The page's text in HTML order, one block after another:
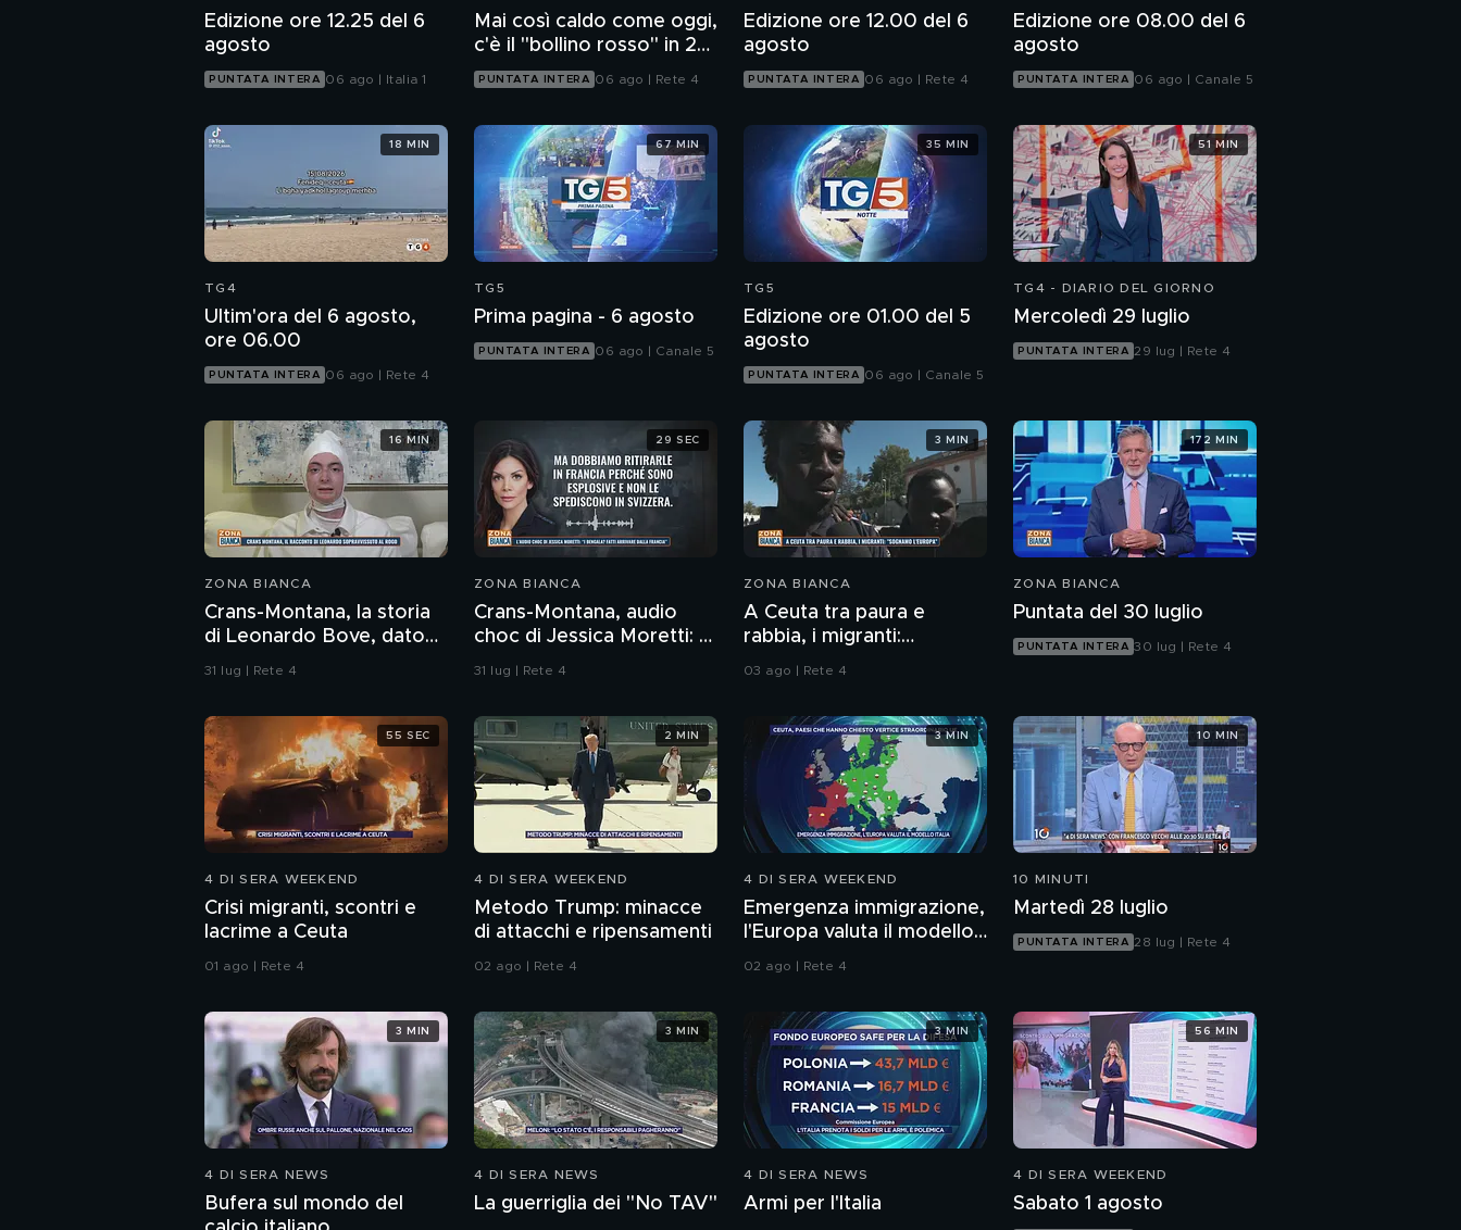
Edizione ore 12.25 del 6
agosto
PUNTATA INTERA 06 ago | Italia 1
Mai così caldo come oggi,
c'è il "bollino rosso" in 27
città
PUNTATA INTERA 06 ago | Rete 4
Edizione ore 12.00 del 6
agosto
PUNTATA INTERA 06 ago | Rete 4
Edizione ore 08.00 del 6
agosto
PUNTATA INTERA 06 ago | Canale 5
TG4
Ultim'ora del 6 agosto,
ore 06.00
PUNTATA INTERA 06 ago | Rete 4
18 MIN
TG5
Prima pagina - 6 agosto
PUNTATA INTERA 06 ago | Canale 5
67 MIN
TG5
Edizione ore 01.00 del 5
agosto
PUNTATA INTERA 06 ago | Canale 5
35 MIN
TG4 - DIARIO DEL GIORNO
Mercoledì 29 luglio
PUNTATA INTERA 29 lug | Rete 4
51 MIN
ZONA BIANCA
Crans-Montana, la storia
di Leonardo Bove, dato
per disperso nel rogo
31 lug | Rete 4
16 MIN
ZONA BIANCA
Crans-Montana, audio
choc di Jessica Moretti: "I
bengala? Fatti arrivare
31 lug | Rete 4
29 SEC
ZONA BIANCA
A Ceuta tra paura e
rabbia, i migranti:
"Sognamo l'Europa"
03 ago | Rete 4
3 MIN
ZONA BIANCA
Puntata del 30 luglio
PUNTATA INTERA 30 lug | Rete 4
172 MIN
4 DI SERA WEEKEND
Crisi migranti, scontri e
lacrime a Ceuta
01 ago | Rete 4
55 SEC
4 DI SERA WEEKEND
Metodo Trump: minacce
di attacchi e ripensamenti
02 ago | Rete 4
2 MIN
4 DI SERA WEEKEND
Emergenza immigrazione,
l'Europa valuta il modello
02 ago | Rete 4
3 MIN
10 MINUTI
Martedì 28 luglio
PUNTATA INTERA 28 lug | Rete 4
10 MIN
4 DI SERA NEWS
Bufera sul mondo del
3 MIN
4 DI SERA NEWS
La guerriglia dei "No TAV"
3 MIN
4 DI SERA NEWS
Armi per l'Italia
3 MIN
4 DI SERA WEEKEND
Sabato 1 agosto
56 MIN